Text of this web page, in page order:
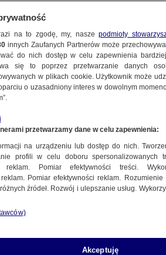
na to zgodę, my, naszepodmioty
innych Zaufanych Partnerów może
do nich dostęp w celu zapewnienia
się to poprzez przetwarzanie danych
w plikach cookie. Użytkownik może
o uzasadniony interes w dowolnym
przetwarzamy dane w celu zapewnienia:
na urządzeniu lub dostęp do nich.
profili w celu doboru spersonalizowanych
reklam. Pomiar efektywności treści.
Pomiar efektywności reklam.
źródeł. Rozwój i ulepszanie usług.
Akceptuję